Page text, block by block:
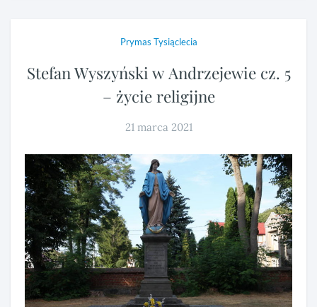
Prymas Tysiąclecia
Stefan Wyszyński w Andrzejewie cz. 5
– życie religijne
21 marca 2021